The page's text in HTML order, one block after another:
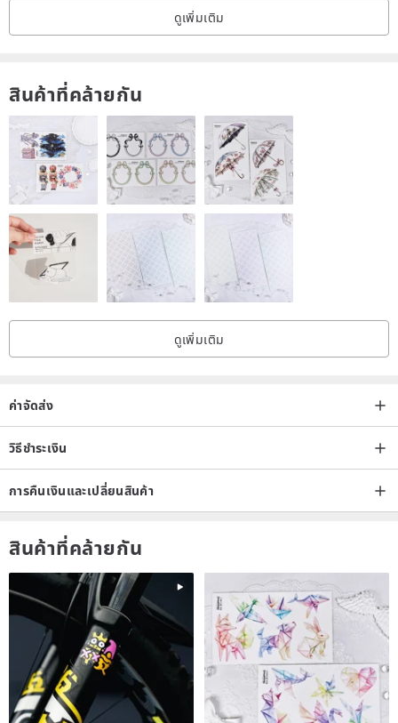
ดูเพิ่มเติม
สินค้าที่คล้ายกัน
ดูเพิ่มเติม
ค่าจัดส่ง
วิธีชำระเงิน
การคืนเงินและเปลี่ยนสินค้า
สินค้าที่คล้ายกัน